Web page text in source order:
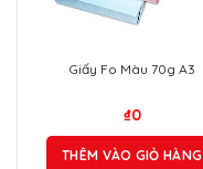
Giấy Fo Màu 70g A3
₫0
THÊM VÀO GIỎ HÀNG